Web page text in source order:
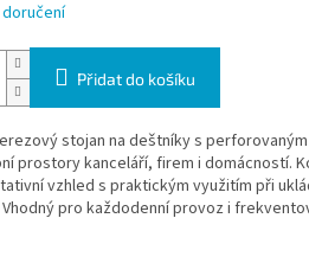
Přidat do košíku
stojan na deštníky s
prostory kanceláří, firem i domácností.
vzhled s praktickým využitím při
pro každodenní provoz i